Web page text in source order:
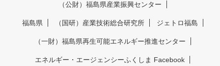
（公財）福島県産業振興センター
福島県 （国研）産業技術総合研究所 ジェトロ福島
（一財）福島県再生可能エネルギー推進センター
エネルギー・エージェンシーふくしま Facebook